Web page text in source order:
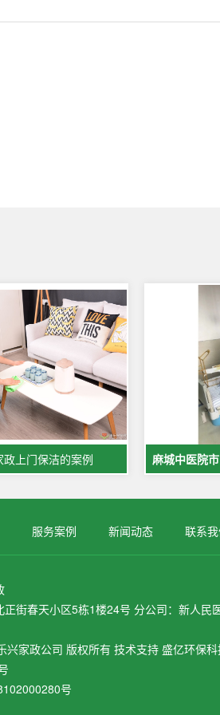
上门保洁的案例
服务案例 新闻动态 联系
街春天小区5栋1楼24号 分公司：新人民
家政公司 版权所有 技术支持 盛亿环保科
号